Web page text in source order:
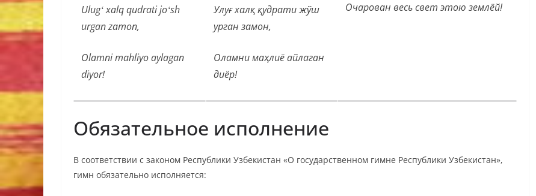
Ulugʻ xalq qudrati joʻsh
urgan zamon,
Olamni mahliyo aylagan
diyor!
Улуғ халқ қудрати жўш
урган замон,
Оламни маҳлиё айлаган
диёр!
Очарован весь свет этою землёй!
Обязательное исполнение
В соответствии с законом Республики Узбекистан «О государственном гимне Республики Узбекистан»,
гимн обязательно исполняется: